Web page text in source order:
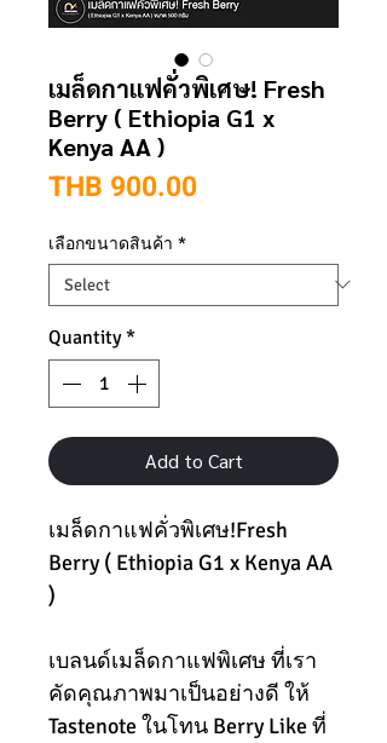
เมล็ดกาแฟคั่วพิเศษ! Fresh
Berry ( Ethiopia G1 x
Kenya AA )
THB 900.00Price
เลือกขนาดสินค้า *
Quantity *
Add to Cart
เมล็ดกาแฟคั่วพิเศษ!Fresh
Berry ( Ethiopia G1 x Kenya AA
)
เบลนด์เมล็ดกาแฟพิเศษ ที่เรา
คัดคุณภาพมาเป็นอย่างดี ให้
Tastenote ในโทน Berry Like ที่